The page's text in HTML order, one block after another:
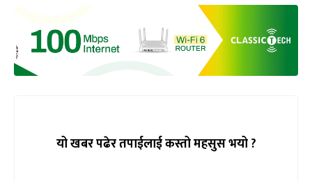
यो खबर पढेर तपाईलाई कस्तो महसुस भयो ?